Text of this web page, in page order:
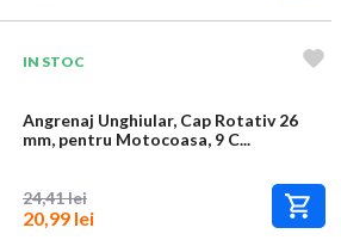
IN STOC
Angrenaj Unghiular, Cap Rotativ 26
mm, pentru Motocoasa, 9 C...
24,41 lei
20,99 lei